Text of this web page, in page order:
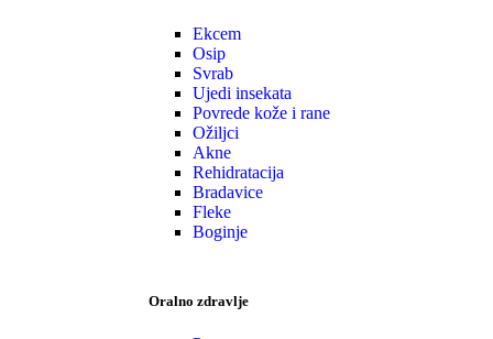
Ekcem
Osip
Svrab
Ujedi insekata
Povrede kože i rane
Ožiljci
Akne
Rehidratacija
Bradavice
Fleke
Boginje
Oralno zdravlje